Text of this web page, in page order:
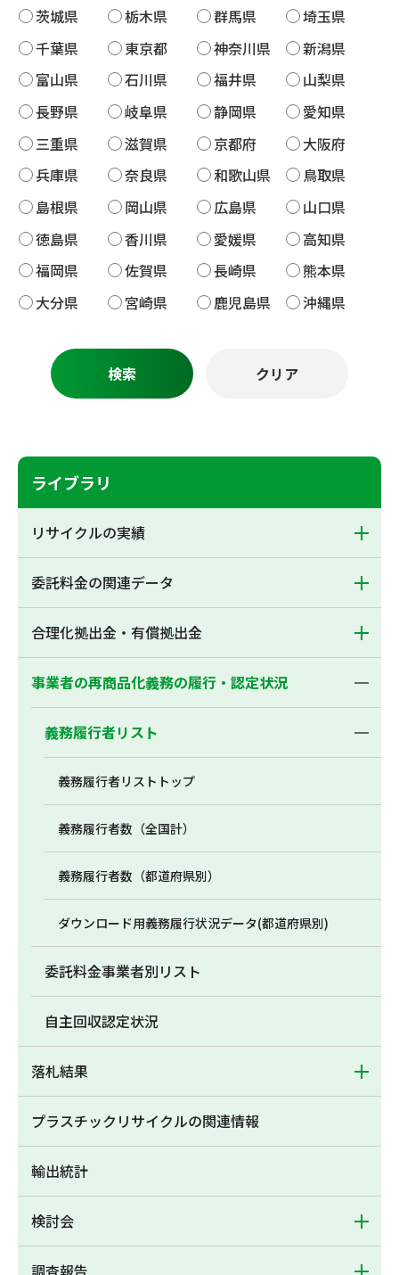
茨城県
栃木県 群馬県
埼玉県
千葉県
東京都 神奈川県
新潟県
富山県
石川県 福井県
山梨県
長野県
岐阜県 静岡県
愛知県
三重県
滋賀県 京都府
大阪府
兵庫県
奈良県 和歌山県
鳥取県
島根県
岡山県 広島県
山口県
徳島県
香川県 愛媛県
高知県
福岡県
佐賀県 長崎県
熊本県
大分県
宮崎県 鹿児島県 沖縄県
ライブラリ
リサイクルの実績
委託料金の関連データ
合理化拠出金・有償拠出金
事業者の再商品化義務の履行・認定状況
義務履行者リスト
義務履行者リストトップ
義務履行者数（全国計）
義務履行者数（都道府県別）
ダウンロード用義務履行状況データ(都道府県別)
委託料金事業者別リスト
自主回収認定状況
落札結果
プラスチックリサイクルの関連情報
輸出統計
検討会
調査報告